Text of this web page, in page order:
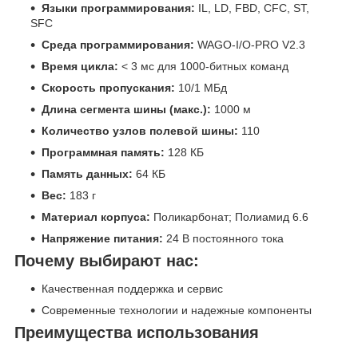
Языки программирования: IL, LD, FBD, CFC, ST,
SFC
Среда программирования: WAGO-I/O-PRO V2.3
Время цикла: < 3 мс для 1000-битных команд
Скорость пропускания: 10/1 МБд
Длина сегмента шины (макс.): 1000 м
Количество узлов полевой шины: 110
Программная память: 128 КБ
Память данных: 64 КБ
Вес: 183 г
Материал корпуса: Поликарбонат; Полиамид 6.6
Напряжение питания: 24 В постоянного тока
Почему выбирают нас:
Качественная поддержка и сервис
Современные технологии и надежные компоненты
Преимущества использования